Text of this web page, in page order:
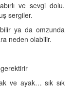
ve sevgi dolu.
sergiler.
ya da omzunda
neden olabilir.
ve ayak… sık sık